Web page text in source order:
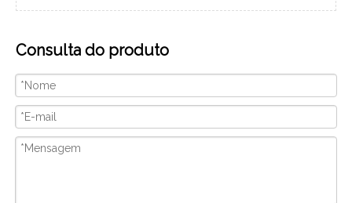
Estamos ansiosos para nos conectar com profissionais da
nossa paixão por artesanato de qualidade e design
Consulta do produto